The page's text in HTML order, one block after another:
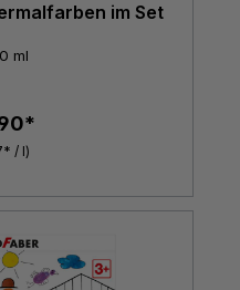
im Set
ml
/ l)